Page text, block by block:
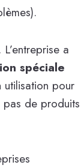
a
spéciale
utilisation pour
de produits